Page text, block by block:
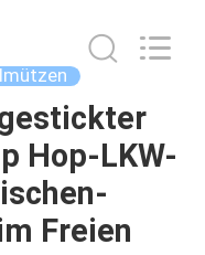
Hop-LKW-
Freien